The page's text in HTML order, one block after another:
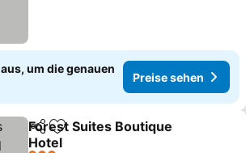
um die genauen
Preise sehen
TeilenZu Favoriten hinzufügen
Forest Suites Boutique
Hotel